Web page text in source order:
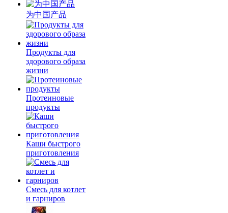
为中国产品
Продукты для
здорового образа
жизни
Протеиновые
продукты
Каши быстрого
приготовления
Смесь для котлет
и гарниров